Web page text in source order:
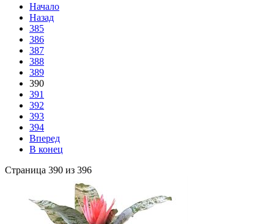
Начало
Назад
385
386
387
388
389
390
391
392
393
394
Вперед
В конец
Страница 390 из 396